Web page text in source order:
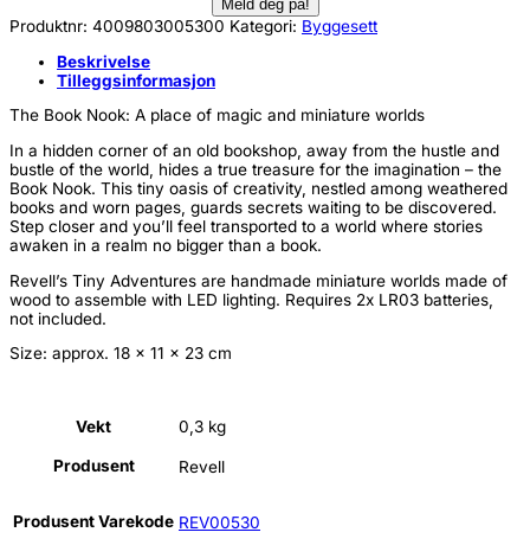
Produktnr: 4009803005300 Kategori: Byggesett
Beskrivelse
Tilleggsinformasjon
The Book Nook: A place of magic and miniature worlds
In a hidden corner of an old bookshop, away from the hustle and
bustle of the world, hides a true treasure for the imagination – the
Book Nook. This tiny oasis of creativity, nestled among weathered
books and worn pages, guards secrets waiting to be discovered.
Step closer and you’ll feel transported to a world where stories
awaken in a realm no bigger than a book.
Revell’s Tiny Adventures are handmade miniature worlds made of
wood to assemble with LED lighting. Requires 2x LR03 batteries,
not included.
Size: approx. 18 x 11 x 23 cm
Vekt 0,3 kg
Produsent Revell
Produsent Varekode REV00530